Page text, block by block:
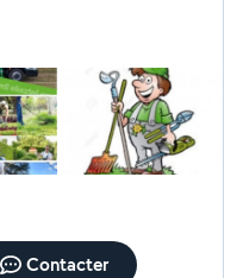
haies,
verts...) - Bricolage
de lissage,
au Karcher ...)
Contacter